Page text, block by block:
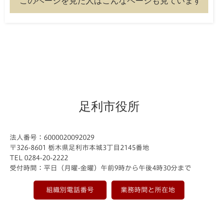
足利市役所
法人番号：6000020092029
〒326-8601 栃木県足利市本城3丁目2145番地
TEL 0284-20-2222
受付時間：平日（月曜-金曜）午前9時から午後4時30分まで
組織別電話番号 業務時間と所在地